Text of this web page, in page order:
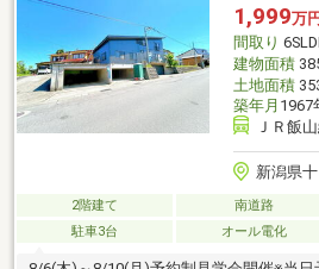
1,999万円
間取り
建物面積
土地面積
築年月 1967
ＪＲ飯
新潟県
2階建て 南道路
駐車3台
オール電化